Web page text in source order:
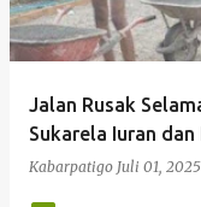
n
Jalan Rusak
Sukarela Iuran
Kabarpatigo Juli 01, 2025